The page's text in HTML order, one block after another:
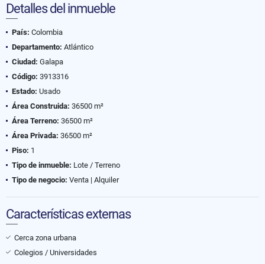
Detalles del inmueble
País: Colombia
Departamento: Atlántico
Ciudad: Galapa
Código: 3913316
Estado: Usado
Área Construida: 36500 m²
Área Terreno: 36500 m²
Área Privada: 36500 m²
Piso: 1
Tipo de inmueble: Lote / Terreno
Tipo de negocio: Venta | Alquiler
Características externas
Cerca zona urbana
Colegios / Universidades